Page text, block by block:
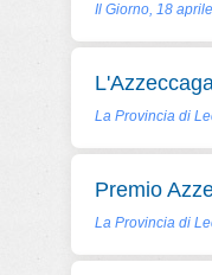
Il Giorno, 18
La Provincia di
Premio
La Provincia di